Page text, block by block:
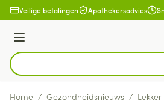
Ga naar de inhoud
Veilige betalingen Apothekersadvies
Menu
Product, merk, categorie...
Home / Gezondheidsnieuws /